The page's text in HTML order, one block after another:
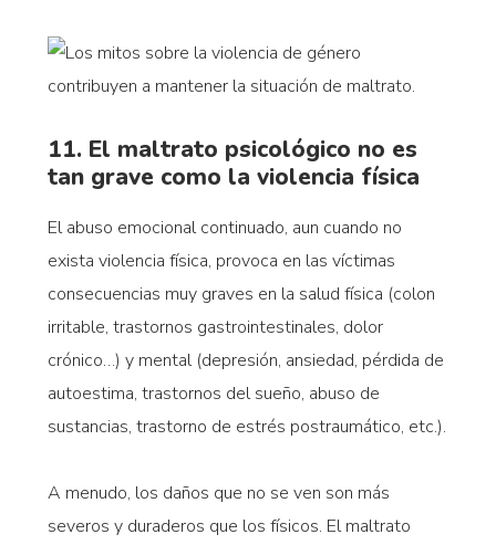
11. El maltrato psicológico no es
tan grave como la violencia física
El abuso emocional continuado, aun cuando no
exista violencia física, provoca en las víctimas
consecuencias muy graves en la salud física (colon
irritable, trastornos gastrointestinales, dolor
crónico…) y mental (depresión, ansiedad, pérdida de
autoestima, trastornos del sueño, abuso de
sustancias, trastorno de estrés postraumático, etc.).
A menudo, los daños que no se ven son más
severos y duraderos que los físicos. El maltrato